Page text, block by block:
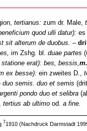
tertianus: zum dr. Male,
quod ulli datur): es
sit alterum de duobus. –
im Zshg. bl. duae partes
erat): bes, bessis, m.
ex besse): ein zweites D.,
duo semis. duo et semis
pondo duo et selibra
tertius ab ultimood. a fine.
71910 (Nachdruck Darmstadt